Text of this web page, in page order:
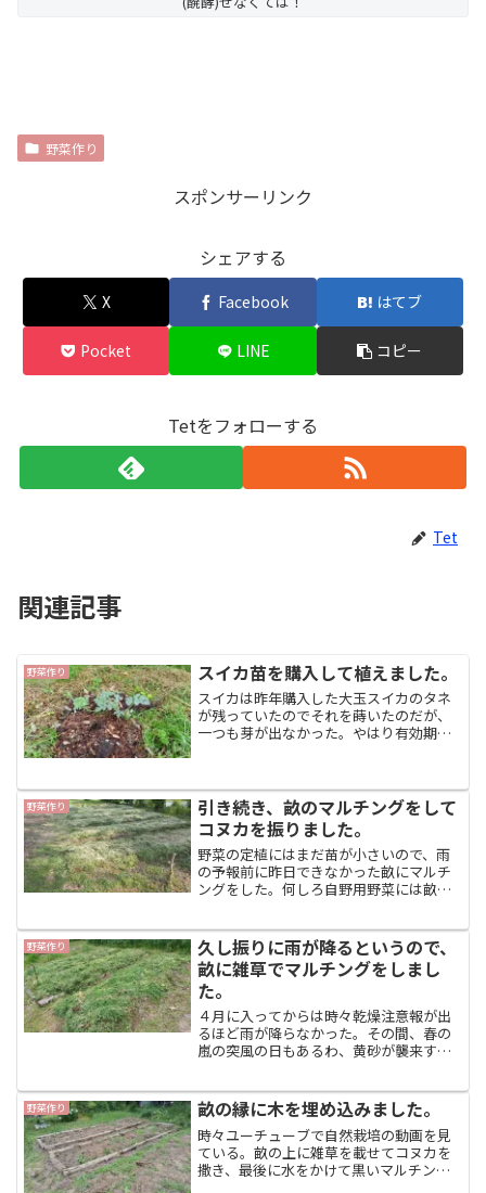
野菜作り
スポンサーリンク
シェアする
X Facebook はてブ
Pocket LINE コピー
Tetをフォローする
Tet
関連記事
野菜作り スイカ苗を購入して植えました。
スイカは昨年購入した大玉スイカのタネ
が残っていたのでそれを蒔いたのだが、
一つも芽が出なかった。やはり有効期限
は大玉しかなかったので、頑張って４本
購入して早速移植した。い...
野菜作り
引き続き、畝のマルチングをして
コヌカを振りました。
野菜の定植にはまだ苗が小さいので、雨
の予報前に昨日できなかった畝にマルチ
ングをした。何しろ自野用野菜には畝の
で、今のうちにせっせとマルチングをし
ておこうと思う。鋤き込ま...
野菜作り
久し振りに雨が降るというので、
畝に雑草でマルチングをしまし
た。
４月に入ってからは時々乾燥注意報が出
るほど雨が降らなかった。その間、春の
嵐の突風の日もあるわ、黄砂が襲来する
屋敷の雑草は逞しく伸びて何回も草刈り
をした。今日から明日は雨...
野菜作り 畝の縁に木を埋め込みました。
時々ユーチューブで自然栽培の動画を見
ている。畝の上に雑草を載せてコヌカを
撒き、最後に水をかけて黒いマルチング